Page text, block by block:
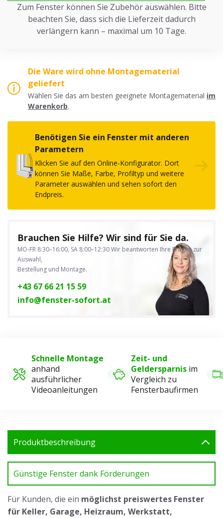
Zum Fenster können Sie Zubehör auswählen. Bitte
beachten Sie, dass sich die Lieferzeit dadurch
verlängern kann – maximal um 10 Tage.
Die Ware wird ohne Montagematerial
geliefert
Wählen Sie das am besten geeignete Montagematerial im
Warenkorb.
Benötigen Sie ein Fenster mit anderen
Parametern
Klicken Sie auf den Online-Konfigurator. Dort
können Sie Maße, Farbe, Profiltyp und weitere
Parameter auswählen und sehen sofort den
Endpreis.
Brauchen Sie Hilfe? Wir sind für Sie da.
MO-FR 8:30–16:00, SA 8:00–12:30Wir beantworten Ihre Fragen zur
Auswahl,
Bestellung und Montage.
+43 67 66 21 15 59
info@fenster-sofort.at
Schnelle Montage
anhand
ausführlicher
Videoanleitungen
Zeit- und
Geldersparnis im
Vergleich zu
Fensterbaufirmen
Produktbeschreibung
Günstige Fenster dank Förderungen
Für Kunden, die ein möglichst preiswertes Fenster
für Keller, Garage, Heizraum, Werkstatt,